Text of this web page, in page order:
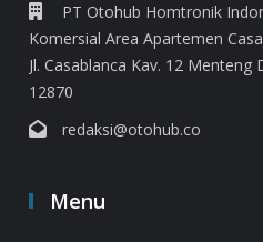
PT Otohub Homtronik
Komersial Area Apartemen
Jl. Casablanca Kav. 12
12870
redaksi@otohub.co
Menu